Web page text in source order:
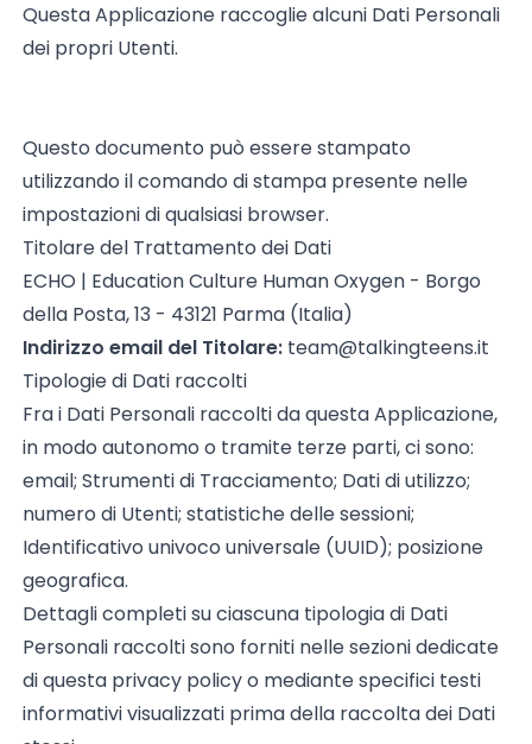
Questa Applicazione raccoglie alcuni Dati Personali
dei propri Utenti.
Questo documento può essere stampato
utilizzando il comando di stampa presente nelle
impostazioni di qualsiasi browser.
Titolare del Trattamento dei Dati
ECHO | Education Culture Human Oxygen - Borgo
della Posta, 13 - 43121 Parma (Italia)
Indirizzo email del Titolare:team@talkingteens.it
Tipologie di Dati raccolti
Fra i Dati Personali raccolti da questa Applicazione,
in modo autonomo o tramite terze parti, ci sono:
email; Strumenti di Tracciamento; Dati di utilizzo;
numero di Utenti; statistiche delle sessioni;
Identificativo univoco universale (UUID); posizione
geografica.
Dettagli completi su ciascuna tipologia di Dati
Personali raccolti sono forniti nelle sezioni dedicate
di questa privacy policy o mediante specifici testi
informativi visualizzati prima della raccolta dei Dati